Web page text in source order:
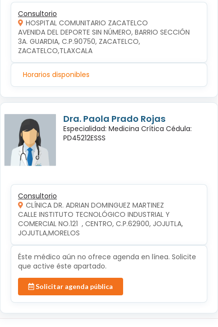
Consultorio
HOSPITAL COMUNITARIO ZACATELCO
AVENIDA DEL DEPORTE SIN NÚMERO, BARRIO SECCIÓN
3A. GUARDIA, C.P.90750, ZACATELCO,
ZACATELCO,TLAXCALA
Horarios disponibles
Dra. Paola Prado Rojas
Especialidad: Medicina Crítica Cédula:
PD45212ESSS
Consultorio
CLÍNICA DR. ADRIAN DOMINGUEZ MARTINEZ
CALLE INSTITUTO TECNOLÓGICO INDUSTRIAL Y
COMERCIAL NO.121  , CENTRO, C.P.62900, JOJUTLA,
JOJUTLA,MORELOS
Éste médico aún no ofrece agenda en línea. Solicite
que active éste apartado.
Solicitar agenda pública